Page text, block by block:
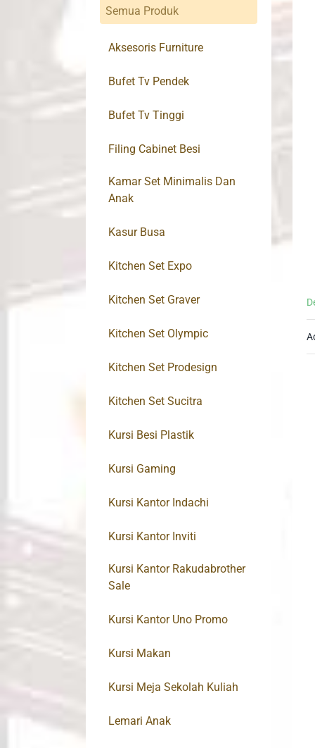
Semua Produk
Aksesoris Furniture
Bufet Tv Pendek
Bufet Tv Tinggi
Filing Cabinet Besi
Kamar Set Minimalis Dan
Anak
Kasur Busa
Kitchen Set Expo
Kitchen Set Graver
Kitchen Set Olympic
Kitchen Set Prodesign
Kitchen Set Sucitra
Kursi Besi Plastik
Kursi Gaming
Kursi Kantor Indachi
Kursi Kantor Inviti
Kursi Kantor Rakudabrother
Sale
Kursi Kantor Uno Promo
Kursi Makan
Kursi Meja Sekolah Kuliah
Lemari Anak